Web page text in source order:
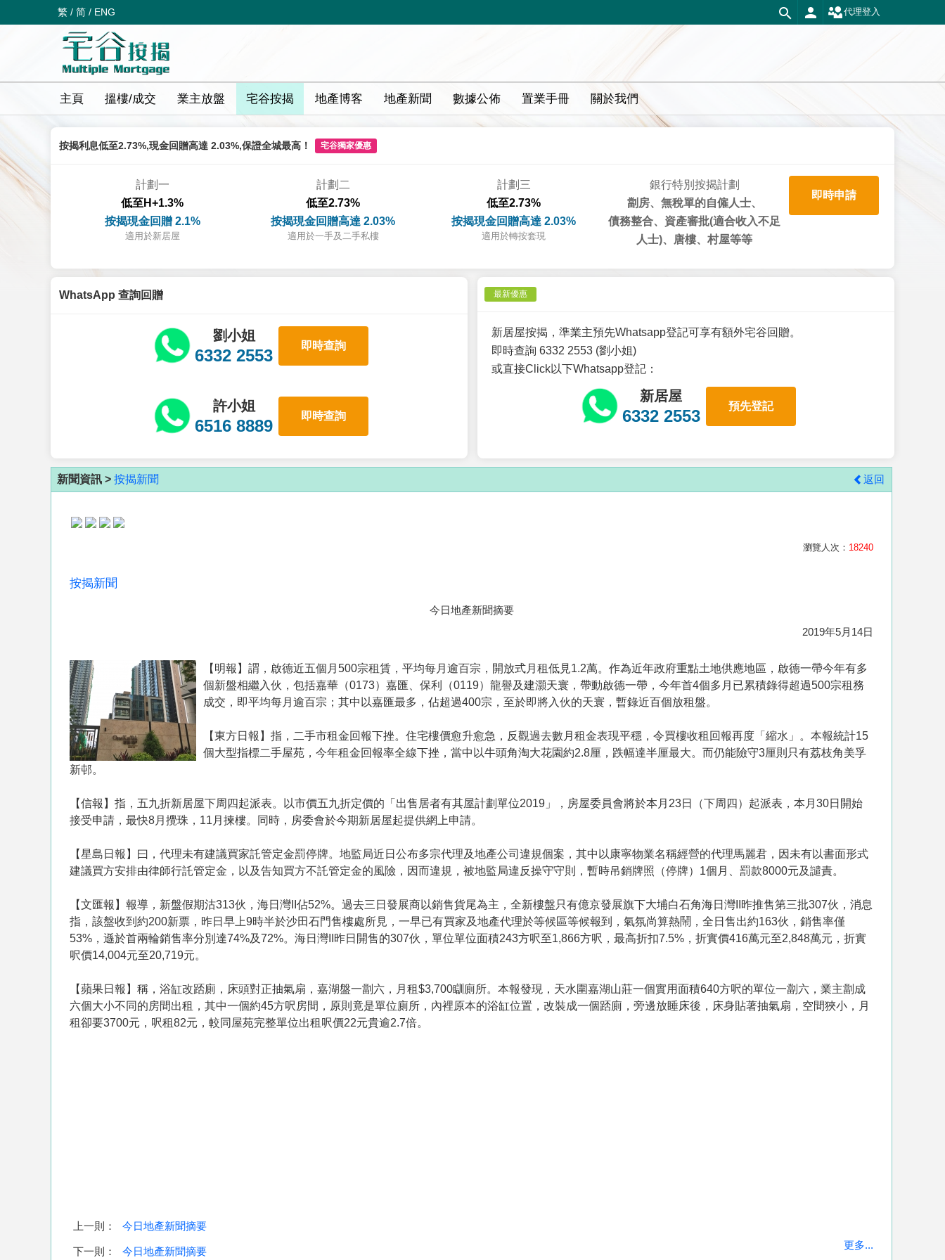
繁 / 简 / ENG 代理登入
主頁 搵樓/成交 業主放盤 宅谷按揭 地產博客 地產新聞 數據公佈 置業手冊 關於我們
按揭利息低至2.73%,現金回贈高達 2.03%,保證全城最高！ 宅谷獨家優惠
計劃一
低至H+1.3%
按揭現金回贈 2.1%
適用於新居屋
計劃二
低至2.73%
按揭現金回贈高達 2.03%
適用於一手及二手私樓
計劃三
低至2.73%
按揭現金回贈高達 2.03%
適用於轉按套現
銀行特別按揭計劃
劏房、無稅單的自僱人士、
債務整合、資產審批(適合收入不足
人士)、唐樓、村屋等等
即時申請
WhatsApp 查詢回贈
劉小姐
6332 2553
即時查詢
許小姐
6516 8889
即時查詢
最新優惠
新居屋按揭，準業主預先Whatsapp登記可享有額外宅谷回贈。
即時查詢 6332 2553 (劉小姐)
或直接Click以下Whatsapp登記：
新居屋
6332 2553
預先登記
新聞資訊 > 按揭新聞 返回
瀏覽人次： 18240
按揭新聞
今日地產新聞摘要
2019年5月14日
【明報】謂，啟德近五個月500宗租賃，平均每月逾百宗，開放式月租低見1.2萬。作為近年政府重點土地供應地區，啟德一帶今年有多
個新盤相繼入伙，包括嘉華（0173）嘉匯、保利（0119）龍譽及建灝天寰，帶動啟德一帶，今年首4個多月已累積錄得超過500宗租務
成交，即平均每月逾百宗；其中以嘉匯最多，佔超過400宗，至於即將入伙的天寰，暫錄近百個放租盤。
【東方日報】指，二手市租金回報下挫。住宅樓價愈升愈急，反觀過去數月租金表現平穩，令買樓收租回報再度「縮水」。本報統計15
個大型指標二手屋苑，今年租金回報率全線下挫，當中以牛頭角淘大花園約2.8厘，跌幅達半厘最大。而仍能險守3厘則只有荔枝角美孚
新邨。
【信報】指，五九折新居屋下周四起派表。以市價五九折定價的「出售居者有其屋計劃單位2019」，房屋委員會將於本月23日（下周四）起派表，本月30日開始
接受申請，最快8月攪珠，11月揀樓。同時，房委會於今期新居屋起提供網上申請。
【星島日報】曰，代理未有建議買家託管定金罰停牌。地監局近日公布多宗代理及地產公司違規個案，其中以康寧物業名稱經營的代理馬麗君，因未有以書面形式
建議買方安排由律師行託管定金，以及告知買方不託管定金的風險，因而違規，被地監局違反操守守則，暫時吊銷牌照（停牌）1個月、罰款8000元及譴責。
【文匯報】報導，新盤假期沽313伙，海日灣II佔52%。過去三日發展商以銷售貨尾為主，全新樓盤只有億京發展旗下大埔白石角海日灣II昨推售第三批307伙，消息
指，該盤收到約200新票，昨日早上9時半於沙田石門售樓處所見，一早已有買家及地產代理於等候區等候報到，氣氛尚算熱鬧，全日售出約163伙，銷售率僅
53%，遜於首兩輪銷售率分別達74%及72%。海日灣II昨日開售的307伙，單位單位面積243方呎至1,866方呎，最高折扣7.5%，折實價416萬元至2,848萬元，折實
呎價14,004元至20,719元。
【蘋果日報】稱，浴缸改踎廁，床頭對正抽氣扇，嘉湖盤一劏六，月租$3,700瞓廁所。本報發現，天水圍嘉湖山莊一個實用面積640方呎的單位一劏六，業主劏成
六個大小不同的房間出租，其中一個約45方呎房間，原則竟是單位廁所，內裡原本的浴缸位置，改裝成一個踎廁，旁邊放睡床後，床身貼著抽氣扇，空間狹小，月
租卻要3700元，呎租82元，較同屋苑完整單位出租呎價22元貴逾2.7倍。
上一則： 今日地產新聞摘要
下一則： 今日地產新聞摘要
更多...